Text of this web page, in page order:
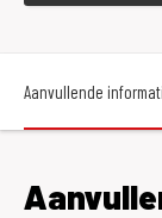
Aanvullende